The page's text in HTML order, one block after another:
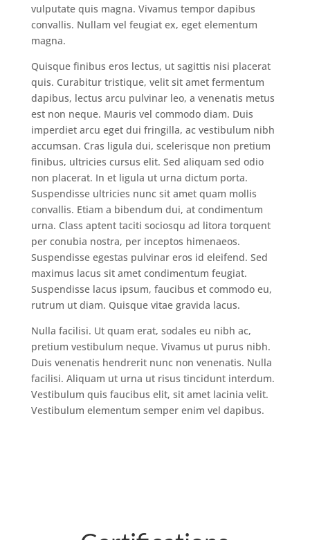
vulputate quis magna. Vivamus tempor dapibus
convallis. Nullam vel feugiat ex, eget elementum
magna.
Quisque finibus eros lectus, ut sagittis nisi placerat
quis. Curabitur tristique, velit sit amet fermentum
dapibus, lectus arcu pulvinar leo, a venenatis metus
est non neque. Mauris vel commodo diam. Duis
imperdiet arcu eget dui fringilla, ac vestibulum nibh
accumsan. Cras ligula dui, scelerisque non pretium
finibus, ultricies cursus elit. Sed aliquam sed odio
non placerat. In et ligula ut urna dictum porta.
Suspendisse ultricies nunc sit amet quam mollis
convallis. Etiam a bibendum dui, at condimentum
urna. Class aptent taciti sociosqu ad litora torquent
per conubia nostra, per inceptos himenaeos.
Suspendisse egestas pulvinar eros id eleifend. Sed
maximus lacus sit amet condimentum feugiat.
Suspendisse lacus ipsum, faucibus et commodo eu,
rutrum ut diam. Quisque vitae gravida lacus.
Nulla facilisi. Ut quam erat, sodales eu nibh ac,
pretium vestibulum neque. Vivamus ut purus nibh.
Duis venenatis hendrerit nunc non venenatis. Nulla
facilisi. Aliquam ut urna ut risus tincidunt interdum.
Vestibulum quis faucibus elit, sit amet lacinia velit.
Vestibulum elementum semper enim vel dapibus.